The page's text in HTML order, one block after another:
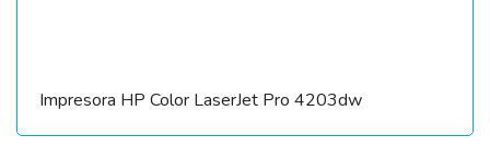
Impresora HP Color LaserJet Pro 4203dw